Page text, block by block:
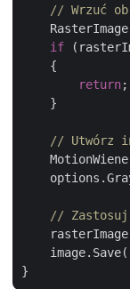
// Wrzuć
if
    {
return;
    }
// Utwórz
// Zastosuj
    image.Save(